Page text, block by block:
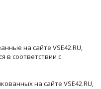
на сайте VSE42.RU,
в соответствии с
на сайте VSE42.RU,